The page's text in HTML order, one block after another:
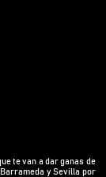
te van a dar ganas de
y Sevilla por